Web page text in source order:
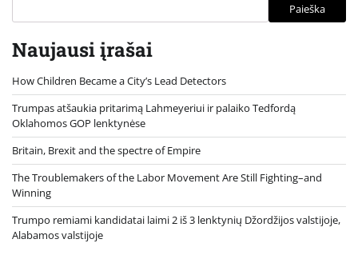
Paieška
Naujausi įrašai
How Children Became a City’s Lead Detectors
Trumpas atšaukia pritarimą Lahmeyeriui ir palaiko Tedfordą
Oklahomos GOP lenktynėse
Britain, Brexit and the spectre of Empire
The Troublemakers of the Labor Movement Are Still Fighting–and
Winning
Trumpo remiami kandidatai laimi 2 iš 3 lenktynių Džordžijos valstijoje,
Alabamos valstijoje